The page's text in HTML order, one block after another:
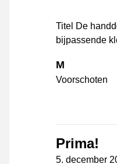
Titel De
bijpassende
M
Voorschoten
Prima!
5. december